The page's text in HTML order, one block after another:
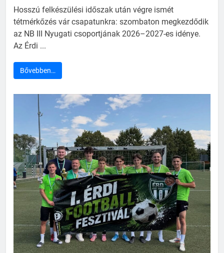
Hosszú felkészülési időszak után végre ismét
tétmérkőzés vár csapatunkra: szombaton megkezdődik
az NB III Nyugati csoportjának 2026–2027-es idénye.
Az Érdi ...
Bővebben…